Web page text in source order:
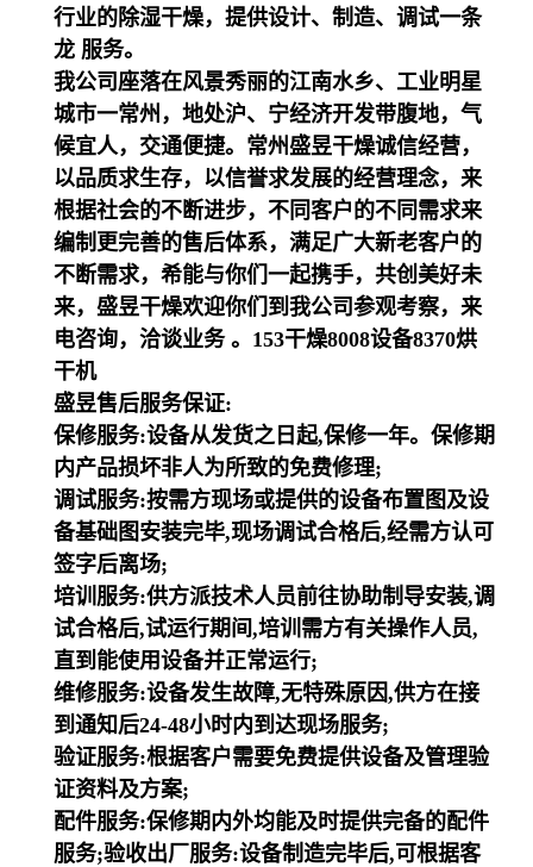
行业的除湿干燥，提供设计、制造、调试一条
龙 服务。
我公司座落在风景秀丽的江南水乡、工业明星
城市一常州，地处沪、宁经济开发带腹地，气
候宜人，交通便捷。常州盛昱干燥诚信经营，
以品质求生存，以信誉求发展的经营理念，来
根据社会的不断进步，不同客户的不同需求来
编制更完善的售后体系，满足广大新老客户的
不断需求，希能与你们一起携手，共创美好未
来，盛昱干燥欢迎你们到我公司参观考察，来
电咨询，洽谈业务 。153干燥8008设备8370烘
干机
盛昱售后服务保证:
保修服务:设备从发货之日起,保修一年。保修期
内产品损坏非人为所致的免费修理;
调试服务:按需方现场或提供的设备布置图及设
备基础图安装完毕,现场调试合格后,经需方认可
签字后离场;
培训服务:供方派技术人员前往协助制导安装,调
试合格后,试运行期间,培训需方有关操作人员,
直到能使用设备并正常运行;
维修服务:设备发生故障,无特殊原因,供方在接
到通知后24-48小时内到达现场服务;
验证服务:根据客户需要免费提供设备及管理验
证资料及方案;
配件服务:保修期内外均能及时提供完备的配件
服务;验收出厂服务:设备制造完毕后,可根据客